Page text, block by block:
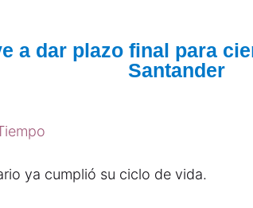
a dar plazo final para
Santander
ya cumplió su ciclo de vida.